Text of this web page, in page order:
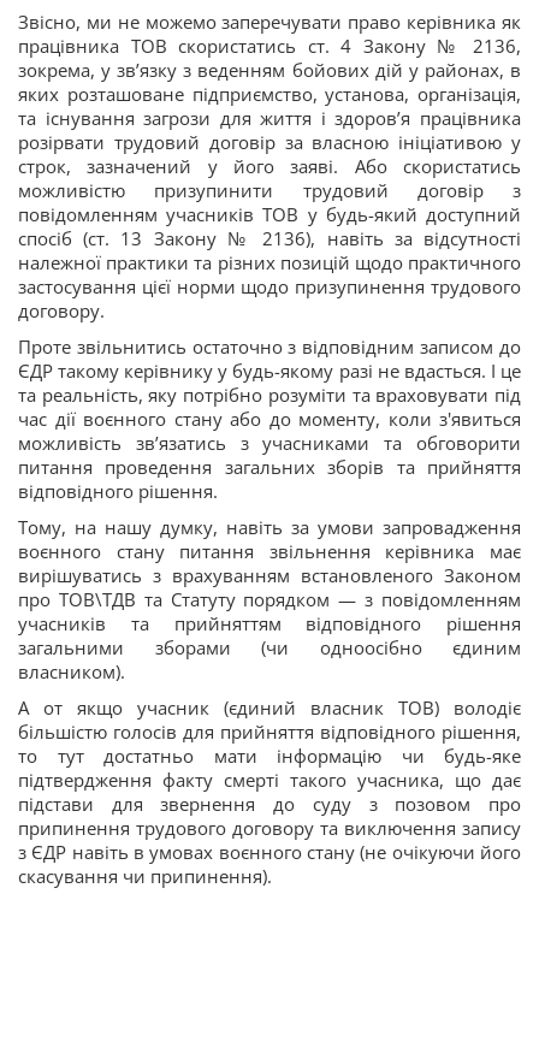
Звісно, ми не можемо заперечувати право керівника як
працівника ТОВ скористатись ст. 4 Закону № 2136,
зокрема, у зв’язку з веденням бойових дій у районах, в
яких розташоване підприємство, установа, організація,
та існування загрози для життя і здоров’я працівника
розірвати трудовий договір за власною ініціативою у
строк, зазначений у його заяві. Або скористатись
можливістю призупинити трудовий договір з
повідомленням учасників ТОВ у будь-який доступний
спосіб (ст. 13 Закону № 2136), навіть за відсутності
належної практики та різних позицій щодо практичного
застосування цієї норми щодо призупинення трудового
договору.
Проте звільнитись остаточно з відповідним записом до
ЄДР такому керівнику у будь-якому разі не вдасться. І це
та реальність, яку потрібно розуміти та враховувати під
час дії воєнного стану або до моменту, коли з'явиться
можливість зв’язатись з учасниками та обговорити
питання проведення загальних зборів та прийняття
відповідного рішення.
Тому, на нашу думку, навіть за умови запровадження
воєнного стану питання звільнення керівника має
вирішуватись з врахуванням встановленого Законом
про ТОВ\ТДВ та Статуту порядком — з повідомленням
учасників та прийняттям відповідного рішення
загальними зборами (чи одноосібно єдиним
власником).
А от якщо учасник (єдиний власник ТОВ) володіє
більшістю голосів для прийняття відповідного рішення,
то тут достатньо мати інформацію чи будь-яке
підтвердження факту смерті такого учасника, що дає
підстави для звернення до суду з позовом про
припинення трудового договору та виключення запису
з ЄДР навіть в умовах воєнного стану (не очікуючи його
скасування чи припинення).